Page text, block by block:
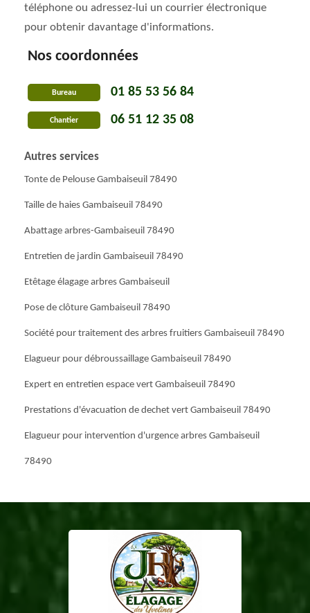
téléphone ou adressez-lui un courrier électronique
pour obtenir davantage d'informations.
Nos coordonnées
Bureau 01 85 53 56 84
Chantier 06 51 12 35 08
Autres services
Tonte de Pelouse Gambaiseuil 78490
Taille de haies Gambaiseuil 78490
Abattage arbres-Gambaiseuil 78490
Entretien de jardin Gambaiseuil 78490
Etêtage élagage arbres Gambaiseuil
Pose de clôture Gambaiseuil 78490
Société pour traitement des arbres fruitiers Gambaiseuil 78490
Elagueur pour débroussaillage Gambaiseuil 78490
Expert en entretien espace vert Gambaiseuil 78490
Prestations d'évacuation de dechet vert Gambaiseuil 78490
Elagueur pour intervention d'urgence arbres Gambaiseuil
78490